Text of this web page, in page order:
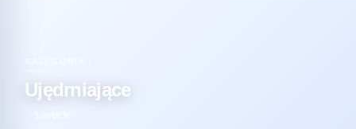
Ujędrniające